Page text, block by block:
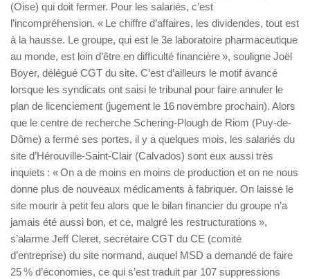
(Oise) qui doit fermer. Pour les salariés, c’est
l’incompréhension. « Le chiffre d’affaires, les dividendes, tout est
à la hausse. Le groupe, qui est le 3e laboratoire pharmaceutique
au monde, est loin d’être en difficulté financière », souligne Joël
Boyer, délégué CGT du site. C’est d’ailleurs le motif avancé
lorsque les syndicats ont saisi le tribunal pour faire annuler le
plan de licenciement (jugement le 16 novembre prochain). Alors
que le centre de recherche Schering-Plough de Riom (Puy-de-
Dôme) a fermé ses portes, il y a quelques mois, les salariés du
site d’Hérouville-Saint-Clair (Calvados) sont eux aussi très
inquiets : « On a de moins en moins de production et on ne nous
donne plus de nouveaux médicaments à fabriquer. On laisse le
site mourir à petit feu alors que le bilan financier du groupe n’a
jamais été aussi bon, et ce, malgré les restructurations »,
s’alarme Jeff Cleret, secrétaire CGT du CE (comité
d’entreprise) du site normand, auquel MSD a demandé de faire
25 % d’économies, ce qui s’est traduit par 107 suppressions